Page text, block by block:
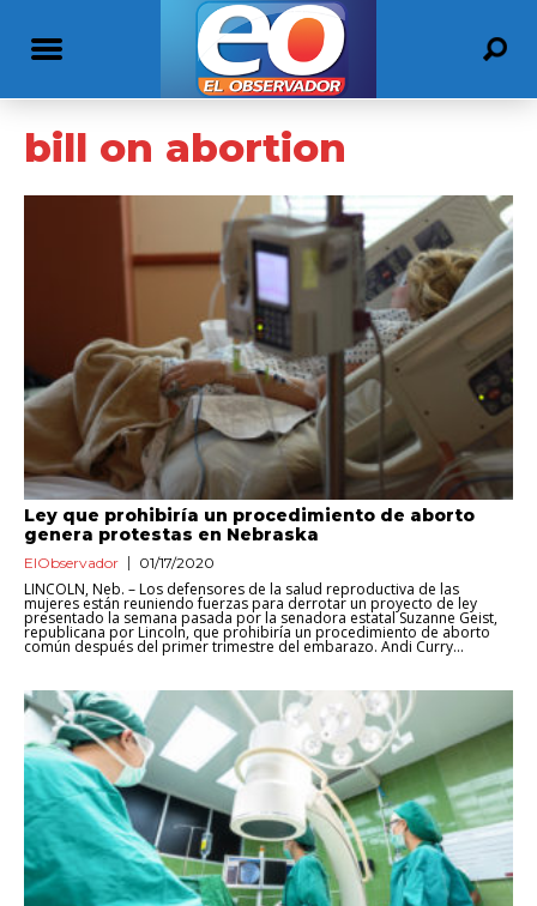
bill on abortion
Ley que prohibiría un procedimiento de aborto
genera protestas en Nebraska
ElObservador 01/17/2020
LINCOLN, Neb. – Los defensores de la salud reproductiva de las
mujeres están reuniendo fuerzas para derrotar un proyecto de ley
presentado la semana pasada por la senadora estatal Suzanne Geist,
republicana por Lincoln, que prohibiría un procedimiento de aborto
común después del primer trimestre del embarazo. Andi Curry...